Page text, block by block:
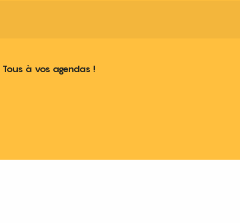
Tous à vos agendas !